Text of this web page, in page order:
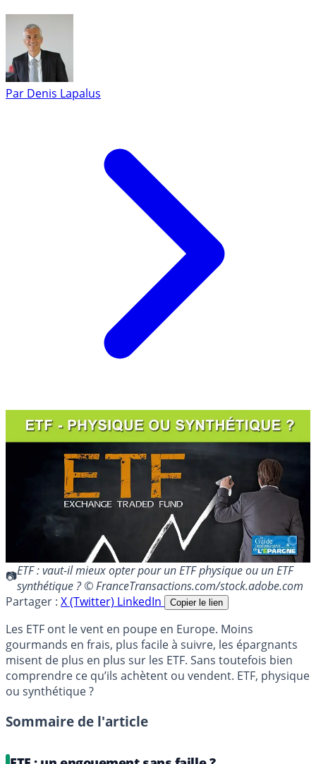
Par Denis Lapalus
ETF : vaut-il mieux opter pour un ETF physique ou un ETF
synthétique ? © FranceTransactions.com/stock.adobe.com
Partager : X (Twitter) LinkedIn Copier le lien
Les ETF ont le vent en poupe en Europe. Moins
gourmands en frais, plus facile à suivre, les épargnants
misent de plus en plus sur les ETF. Sans toutefois bien
comprendre ce qu’ils achètent ou vendent. ETF, physique
ou synthétique ?
Sommaire de l'article